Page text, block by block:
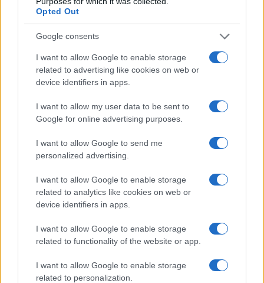
Opted Out
Google consents
I want to allow Google to enable storage
related to advertising like cookies on web or
device identifiers in apps.
I want to allow my user data to be sent to
Google for online advertising purposes.
I want to allow Google to send me
personalized advertising.
I want to allow Google to enable storage
related to analytics like cookies on web or
device identifiers in apps.
I want to allow Google to enable storage
related to functionality of the website or app.
I want to allow Google to enable storage
related to personalization.
portuale entrando in Comune per un'intervista
sulle rubriche storiche e propone in
Laureata all'Università di Genova, conserva
un archivio di fotografie d'epoca della città.